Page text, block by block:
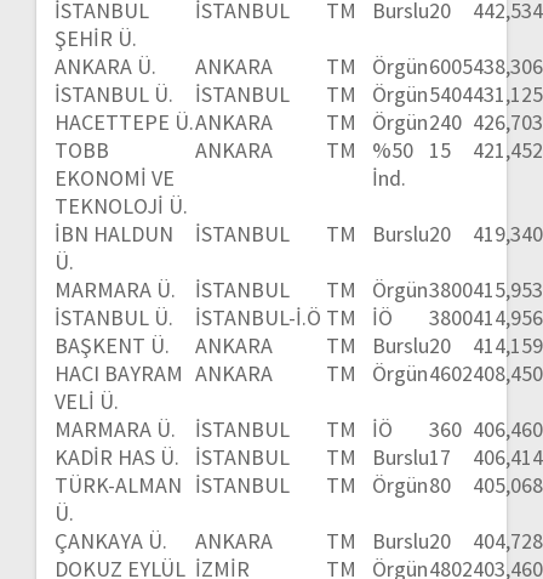
İSTANBUL
ŞEHİR Ü.
İSTANBUL TM Burslu20
ANKARA Ü.
ANKARA TM Örgün6005
İSTANBUL Ü.
İSTANBUL TM Örgün5404
HACETTEPE Ü.ANKARA TM Örgün240
TOBB
EKONOMİ VE
TEKNOLOJİ Ü.
ANKARA TM
%50
İnd.
15
İBN HALDUN
Ü.
İSTANBUL TM Burslu20
MARMARA Ü.
İSTANBUL TM Örgün3800
İSTANBUL Ü.
İSTANBUL-İ.Ö TM İÖ 3800
BAŞKENT Ü.
ANKARA TM Burslu20
HACI BAYRAM
VELİ Ü.
ANKARA TM Örgün4602
MARMARA Ü.
İSTANBUL TM İÖ 360
KADİR HAS Ü.
İSTANBUL TM Burslu17
TÜRK-ALMAN
Ü.
İSTANBUL TM Örgün80
ÇANKAYA Ü.
ANKARA TM Burslu20
DOKUZ EYLÜL İZMİR TM Örgün4802